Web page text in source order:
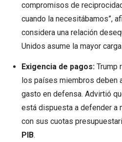
compromisos de
cuando la necesitábamos”,
considera una relación
Unidos asume la mayor
Exigencia de pagos:Trump
los países miembros deben
gasto en defensa. Advirtió
está dispuesta a defender a
con sus cuotas
PIB.